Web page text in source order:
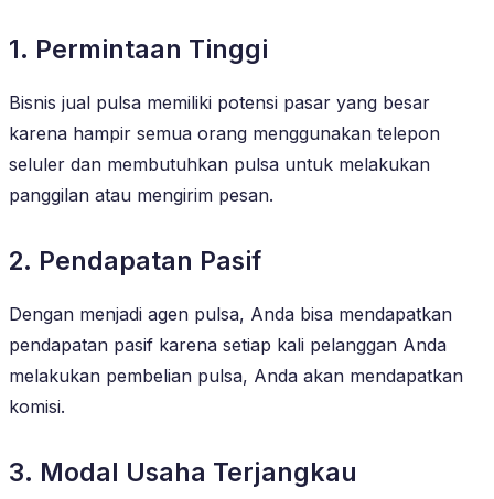
1. Permintaan Tinggi
Bisnis jual pulsa memiliki potensi pasar yang besar
karena hampir semua orang menggunakan telepon
seluler dan membutuhkan pulsa untuk melakukan
panggilan atau mengirim pesan.
2. Pendapatan Pasif
Dengan menjadi agen pulsa, Anda bisa mendapatkan
pendapatan pasif karena setiap kali pelanggan Anda
melakukan pembelian pulsa, Anda akan mendapatkan
komisi.
3. Modal Usaha Terjangkau